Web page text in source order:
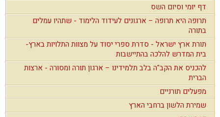
דף יומי וסיום השס
תרופה היא תרופה – ארגונים לעידוד הלימוד - שתהיו עמלים
בתורה
תורת ארץ ישראל - סדרת ספרי יסוד על מצוות התלויות בארץ-
בית המדרש להלכה בהתיישבות
להכניס את הקב"ה בלב תלמידינו – ארגון תורה ומסורה - ארצות
הברית
מפעלים תורניים
שמירת הלשון ברחבי הארץ